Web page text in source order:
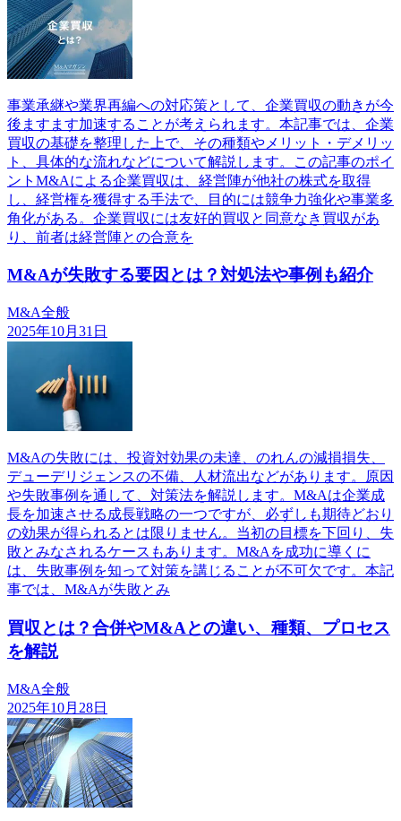
事業承継や業界再編への対応策として、企業買収の動きが今
後ますます加速することが考えられます。本記事では、企業
買収の基礎を整理した上で、その種類やメリット・デメリッ
ト、具体的な流れなどについて解説します。この記事のポイ
ントM&Aによる企業買収は、経営陣が他社の株式を取得
し、経営権を獲得する手法で、目的には競争力強化や事業多
角化がある。企業買収には友好的買収と同意なき買収があ
り、前者は経営陣との合意を
M&Aが失敗する要因とは？対処法や事例も紹介
M&A全般
2025年10月31日
M&Aの失敗には、投資対効果の未達、のれんの減損損失、
デューデリジェンスの不備、人材流出などがあります。原因
や失敗事例を通して、対策法を解説します。M&Aは企業成
長を加速させる成長戦略の一つですが、必ずしも期待どおり
の効果が得られるとは限りません。当初の目標を下回り、失
敗とみなされるケースもあります。M&Aを成功に導くに
は、失敗事例を知って対策を講じることが不可欠です。本記
事では、M&Aが失敗とみ
買収とは？合併やM&Aとの違い、種類、プロセス
を解説
M&A全般
2025年10月28日